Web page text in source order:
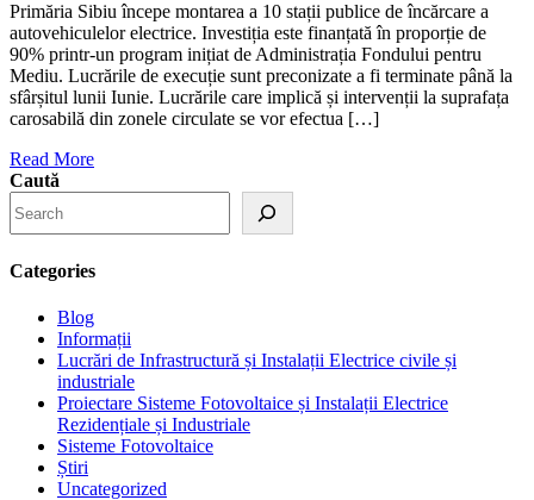
Primăria Sibiu începe montarea a 10 stații publice de încărcare a
autovehiculelor electrice. Investiția este finanțată în proporție de
90% printr-un program inițiat de Administrația Fondului pentru
Mediu. Lucrările de execuție sunt preconizate a fi terminate până la
sfârșitul lunii Iunie. Lucrările care implică și intervenții la suprafața
carosabilă din zonele circulate se vor efectua […]
Read More
Caută
Categories
Blog
Informații
Lucrări de Infrastructură și Instalații Electrice civile și
industriale
Proiectare Sisteme Fotovoltaice și Instalații Electrice
Rezidențiale și Industriale
Sisteme Fotovoltaice
Știri
Uncategorized